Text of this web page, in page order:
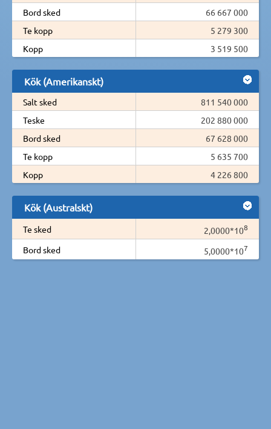
Bord sked
66 667 000
Te kopp
5 279 300
Kopp
3 519 500
Kök (Amerikanskt)
Salt sked
811 540 000
Teske
202 880 000
Bord sked
67 628 000
Te kopp
5 635 700
Kopp
4 226 800
Kök (Australskt)
Te sked 2,0000*108
Bord sked 5,0000*107